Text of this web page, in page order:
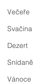
Večeře
Svačina
Dezert
Snídaně
Vánoce